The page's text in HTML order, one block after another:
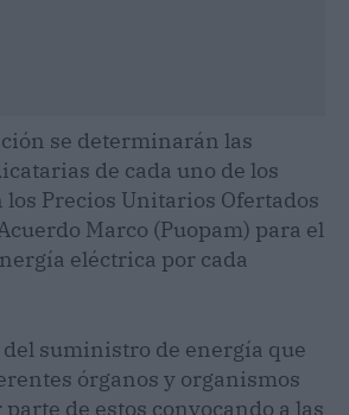
se determinarán las
de cada uno de los
los Precios Unitarios Ofertados
Marco (Puopam) para el
eléctrica por cada
suministro de energía que
órganos y organismos
de estos convocando a las